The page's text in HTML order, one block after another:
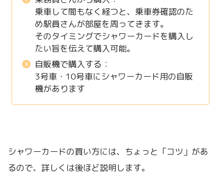
乗車して間もなく経つと、乗車券確認のた
め駅員さんが部屋を周ってきます。
そのタイミングでシャワーカードを購入し
たい旨を伝えて購入可能。
自販機で購入する：
3号車・10号車にシャワーカード用の自販
機があります
シャワーカードの買い方には、ちょっと「コツ」があ
るので、詳しくは後ほど説明します。